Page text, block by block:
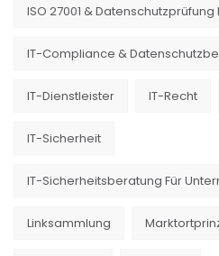
ISO 27001 &
IT-Compliance &
IT-Dienstleister IT-Recht
IT-Sicherheit
IT-Sicherheitsberatung Für
Linksammlung